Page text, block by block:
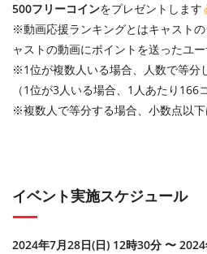
500フリーコインをプレゼントします
※動画応援ランキングとはキャスト
ャストの動画にポイントを送ったユー
※1位が複数人いる場合、人数で等分
（1位が3人いる場合、1人あたり166
※複数人で等分する場合、小数点以下
イベント実施スケジュール
2024年7月28日(日) 12時30分 〜